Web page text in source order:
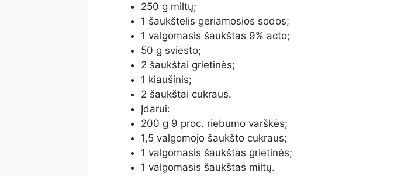
250 g miltų;
1 šaukštelis geriamosios sodos;
1 valgomasis šaukštas 9% acto;
50 g sviesto;
2 šaukštai grietinės;
1 kiaušinis;
2 šaukštai cukraus.
Įdarui:
200 g 9 proc. riebumo varškės;
1,5 valgomojo šaukšto cukraus;
1 valgomasis šaukštas grietinės;
1 valgomasis šaukštas miltų.